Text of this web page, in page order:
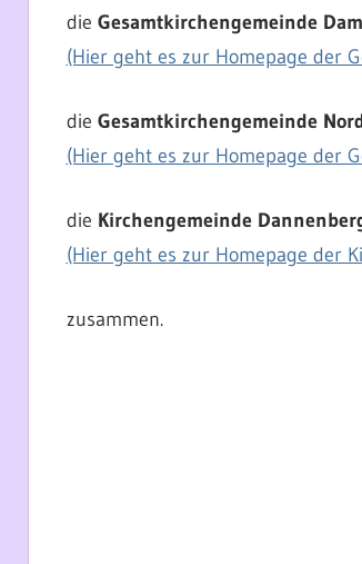
die Gesamtkirchengemeinde
(Hier geht es zur Homepage der
die Gesamtkirchengemeinde
(Hier geht es zur Homepage der
die Kirchengemeinde
(Hier geht es zur Homepage der
zusammen.